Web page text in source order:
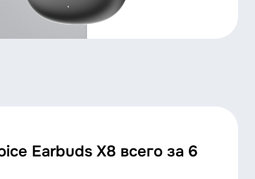
Earbuds X8 всего за 6